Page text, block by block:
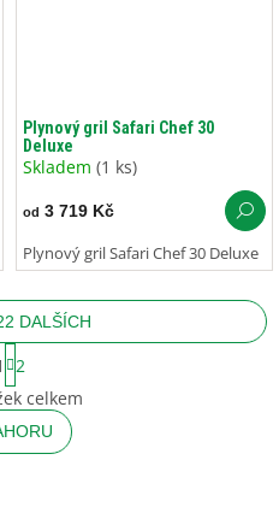
Plynový gril Safari Chef 30
Deluxe
Skladem (1 ks)
od 3 719 Kč
Plynový gril Safari Chef 30 Deluxe
O
v
l
á
DALŠÍCH
S
t
r
á
n
k
2
celkem